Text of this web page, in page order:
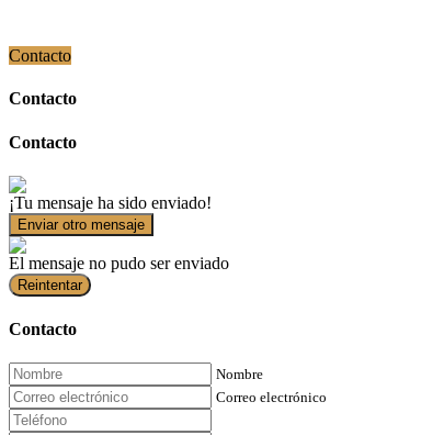
Contacto
Contacto
Contacto
¡Tu mensaje ha sido enviado!
Enviar otro mensaje
El mensaje no pudo ser enviado
Reintentar
Contacto
Nombre
Correo electrónico